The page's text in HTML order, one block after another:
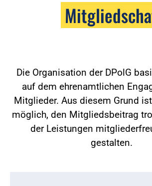
Die Organisation der DPolG
auf dem ehrenamtlichen
Mitglieder. Aus diesem Grund
möglich, den Mitgliedsbeitrag
der Leistungen
gestalten.